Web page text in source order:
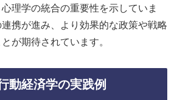
理学の統合の重要性を示していま
携が進み、より効果的な政策や戦略
が期待されています。
動経済学の実践例